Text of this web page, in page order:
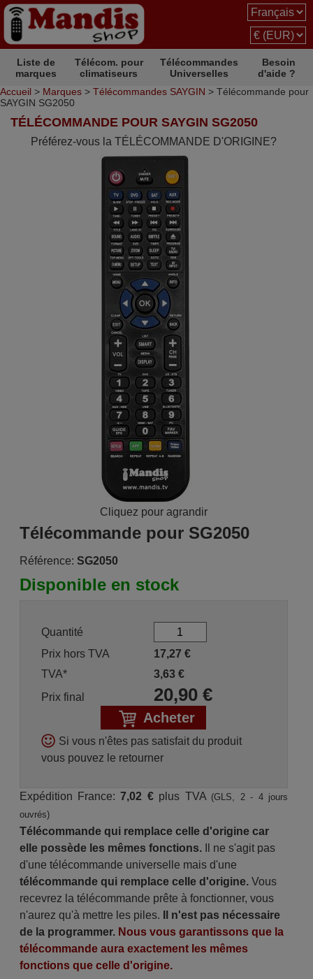
Liste de
marques
Télécom. pour
climatiseurs
Télécommandes
Universelles
Besoin
d'aide ?
Accueil > Marques > Télécommandes SAYGIN > Télécommande pour
SAYGIN SG2050
TÉLÉCOMMANDE POUR SAYGIN SG2050
Préférez-vous la TÉLÉCOMMANDE D'ORIGINE?
Cliquez pour agrandir
Télécommande pour SG2050
Référence: SG2050
Disponible en stock
Quantité
Prix hors TVA
17,27 €
TVA*
3,63€
Prix final
20,90€
Acheter
Si vous n'êtes pas satisfait du produit
vous pouvez le retourner
Expédition France:7,02 €plus TVA (GLS, 2 - 4 jours
ouvrés)
Télécommande qui remplace celle d'origine car
elle possède les mêmes fonctions.Il ne s'agit pas
d'une télécommande universelle mais d'une
télécommande qui remplace celle d'origine.Vous
recevrez la télécommande prête à fonctionner, vous
n'aurez qu'à mettre les piles.
Il n'est pas nécessaire
de la programmer. Nous vous garantissons que la
télécommande aura exactement les mêmes
fonctions que celle d'origine.